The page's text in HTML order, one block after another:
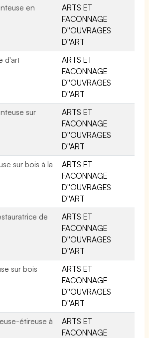
en
ARTS ET
FACONNAGE
D''OUVRAGES
D''ART
d'art
ARTS ET
FACONNAGE
D''OUVRAGES
D''ART
sur
ARTS ET
FACONNAGE
D''OUVRAGES
D''ART
sur bois à la
ARTS ET
FACONNAGE
D''OUVRAGES
D''ART
de
ARTS ET
FACONNAGE
D''OUVRAGES
D''ART
sur bois
ARTS ET
FACONNAGE
D''OUVRAGES
D''ART
étireuse à
ARTS ET
FACONNAGE